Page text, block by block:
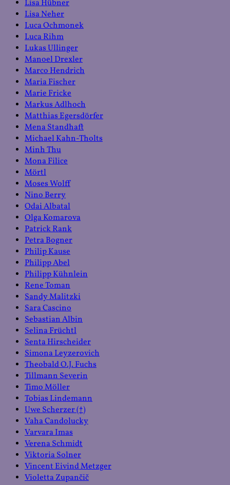
Lisa Hübner
Lisa Neher
Luca Ochmonek
Luca Rihm
Lukas Ullinger
Manoel Drexler
Marco Hendrich
Maria Fischer
Marie Fricke
Markus Adlhoch
Matthias Egersdörfer
Mena Standhaft
Michael Kahn-Tholts
Minh Thu
Mona Filice
Mörtl
Moses Wolff
Nino Berry
Odai Albatal
Olga Komarova
Patrick Rank
Petra Bogner
Philip Kause
Philipp Abel
Philipp Kühnlein
Rene Toman
Sandy Malitzki
Sara Cascino
Sebastian Albin
Selina Früchtl
Senta Hirscheider
Simona Leyzerovich
Theobald O.J. Fuchs
Tillmann Severin
Timo Möller
Tobias Lindemann
Uwe Scherzer (†)
Vaha Candolucky
Varvara Imas
Verena Schmidt
Viktoria Solner
Vincent Eivind Metzger
Violetta Zupančič